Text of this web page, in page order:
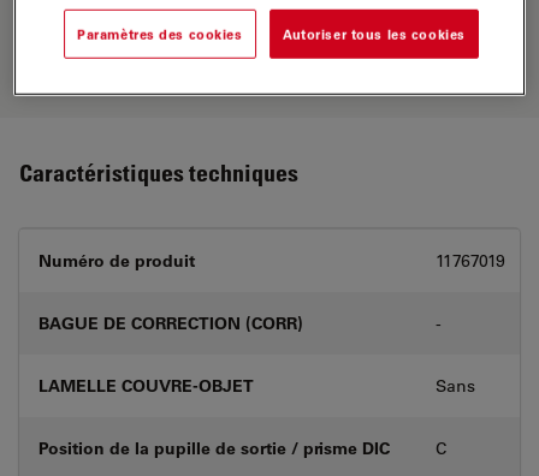
comparez les alternatives et trouvez
l’option la mieux adaptée à vos
Caractéristiques techniques
Numéro de produit 11767019
BAGUE DE CORRECTION (CORR) -
LAMELLE COUVRE-OBJET Sans
Position de la pupille de sortie / prisme DIC C
Paramètres des cookies Autoriser tous les cookies